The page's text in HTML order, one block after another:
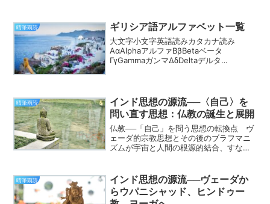
晴筆雨読 ギリシア語アルファベット一覧
大文字小文字英語読みカタカナ読み
ΑαAlphaアルファΒβBetaベータ
ΓγGammaガンマΔδDeltaデルタ
晴筆雨読
インド思想の源流──〈自己〉を
問い直す思想：仏教の誕生と展開
仏教──「自己」を問う思想の転換点 ヴ
ェーダ的宗教思想とその後のブラフマニ
ズムが宇宙と人間の根源的結合、すなわ
仏教はその前提そのものを根本から問い
直した思想運動である。紀元...
晴筆雨読
インド思想の源流──ヴェーダか
らウパニシャッド、ヒンドゥー